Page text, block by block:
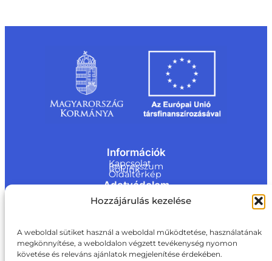
Hozzájárulás kezelése
A weboldal sütiket használ a weboldal működtetése, használatának
megkönnyítése, a weboldalon végzett tevékenység nyomon
követése és releváns ajánlatok megjelenítése érdekében.
Információk
Kapcsolat
Impresszum
Rólunk
Oldaltérkép
Adatvédelem
Jogi nyilatkozat
Adatvédelmi nyilatkozat
Akadálymentesítési nyilatkozat
ite@a